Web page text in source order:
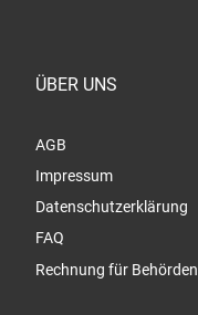
ÜBER UNS
AGB
Impressum
Datenschutzerklärung
FAQ
Rechnung für Behörden